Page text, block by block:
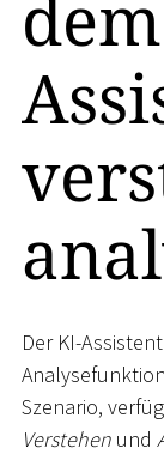
Der KI-
Szenario,
Verstehen und